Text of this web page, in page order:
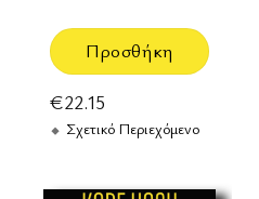
Προσθήκη
€22.15
Σχετικό Περιεχόμενο